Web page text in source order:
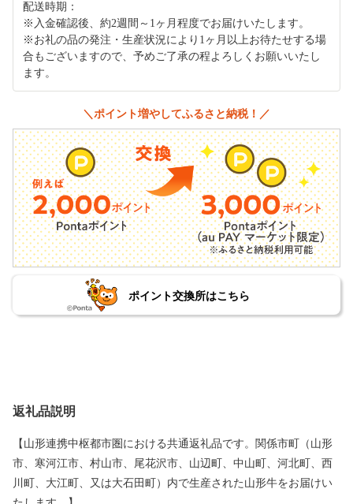
配送時期：
※入金確認後、約2週間～1ヶ月程度でお届けいたします。
※お礼の品の発注・生産状況により1ヶ月以上お待たせする場
合もございますので、予めご了承の程よろしくお願いいたし
ます。
＼ポイント増やしてふるさと納税！／
ポイント交換所はこちら
返礼品説明
【山形連携中枢都市圏における共通返礼品です。関係市町（山形
市、寒河江市、村山市、尾花沢市、山辺町、中山町、河北町、西
川町、大江町、又は大石田町）内で生産された山形牛をお届けい